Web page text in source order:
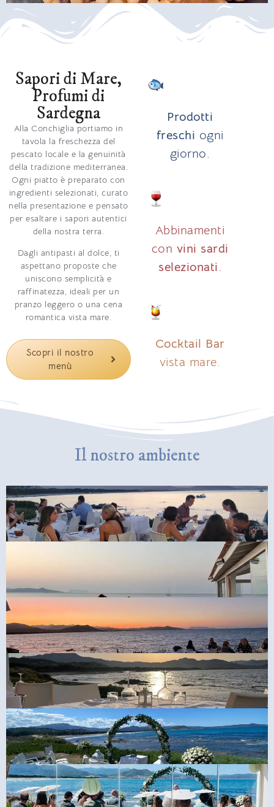
Sapori di Mare,
Profumi di
Sardegna
AllaConchiglia portiamo in
tavola la freschezza del
pescato locale e la genuinità
della tradizione mediterranea.
Ogni piatto è preparato con
ingredienti selezionati, curato
nella presentazione e pensato
per esaltare i sapori autentici
della nostra terra.
Dagli antipasti al dolce, ti
aspettano proposte che
uniscono semplicità e
raffinatezza, ideali per un
pranzo leggero o una cena
romantica vista mare.
Scopri il nostro
menù
Prodotti
freschi ogni
giorno.
Abbinamenti
con vini sardi
selezionati.
Cocktail Bar
vista mare.
Il nostro ambiente